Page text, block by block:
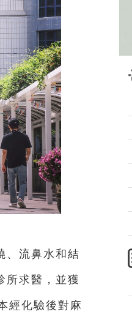
、流鼻水和結
所求醫，並獲
經化驗後對麻